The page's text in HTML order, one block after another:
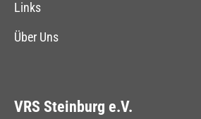
Links
Über Uns
VRS Steinburg e.V.